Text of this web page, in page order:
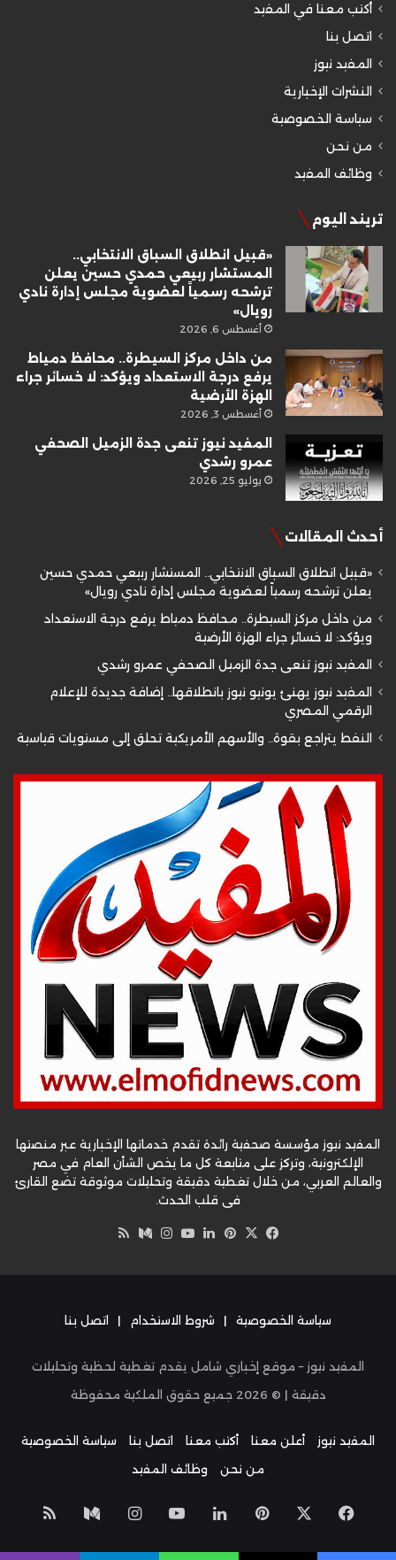
أكتب معنا في المفيد
اتصل بنا
المفيد نيوز
النشرات الإخبارية
سياسة الخصوصية
من نحن
وظائف المفيد
تريند اليوم
«قبيل انطلاق السباق الانتخابي..
المستشار ربيعي حمدي حسين يعلن
ترشحه رسمياً لعضوية مجلس إدارة نادي
رويال»
أغسطس 6, 2026
من داخل مركز السيطرة.. محافظ دمياط
يرفع درجة الاستعداد ويؤكد: لا خسائر جراء
الهزة الأرضية
أغسطس 3, 2026
المفيد نيوز تنعى جدة الزميل الصحفي
عمرو رشدي
يوليو 25, 2026
أحدث المقالات
«قبيل انطلاق السباق الانتخابي.. المستشار ربيعي حمدي حسين
يعلن ترشحه رسمياً لعضوية مجلس إدارة نادي رويال»
من داخل مركز السيطرة.. محافظ دمياط يرفع درجة الاستعداد
ويؤكد: لا خسائر جراء الهزة الأرضية
المفيد نيوز تنعى جدة الزميل الصحفي عمرو رشدي
المفيد نيوز يهنئ يونيو نيوز بانطلاقها.. إضافة جديدة للإعلام
الرقمي المصري
النفط يتراجع بقوة.. والأسهم الأمريكية تحلق إلى مستويات قياسية
المفيد نيوز مؤسسة صحفية رائدة تقدم خدماتها الإخبارية عبر منصتها
الإلكترونية، وتركز على متابعة كل ما يخص الشأن العام في مصر
والعالم العربي، من خلال تغطية دقيقة وتحليلات موثوقة تضع القارئ
في قلب الحدث.
فيسبوك
‫X بينتيريست
لينكدإن‫YouTube
انستقرام
وسط
سياسة الخصوصية | شروط الاستخدام | اتصل بنا
المفيد نيوز – موقع إخباري شامل يقدم تغطية لحظية وتحليلات
دقيقة | © 2026 جميع حقوق الملكية محفوظة
المفيد نيوز أعلن معنا أكتب معنا اتصل بنا
سياسة الخصوصية
من نحن
وظائف المفيد
فيسبوك بينتيريست
لينكدإن‫YouTube
انستقراموسط